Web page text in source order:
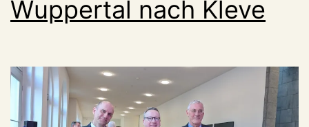
Wuppertal nach Kleve